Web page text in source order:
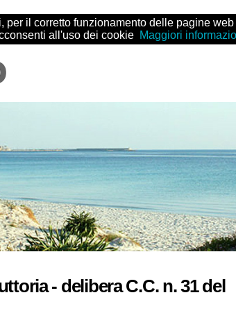
- delibera C.C. n. 31 del
il corretto funzionamento delle pagine
all'uso dei cookie
Maggiori